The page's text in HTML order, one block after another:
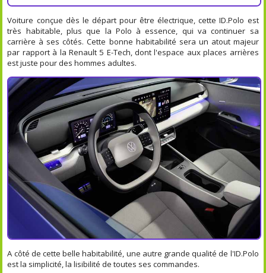
Voiture conçue dès le départ pour être électrique, cette ID.Polo est
très habitable, plus que la Polo à essence, qui va continuer sa
carrière à ses côtés. Cette bonne habitabilité sera un atout majeur
par rapport à la Renault 5 E-Tech, dont l'espace aux places arrières
est juste pour des hommes adultes.
A côté de cette belle habitabilité, une autre grande qualité de l'ID.Polo
est la simplicité, la lisibilité de toutes ses commandes.